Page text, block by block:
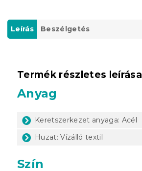
Leírás Beszélgetés
Termék részletes leírása
Anyag
Keretszerkezet anyaga: Acél
Huzat: Vízálló textil
Szín